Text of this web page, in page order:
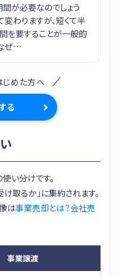
が必要なのでしょう
わりますが、短くて半
を要することが一般的
ぜ…
めた方へ
る
い分けです。
取るか」に集約されます。
は事業売却とは？会社売
事業譲渡